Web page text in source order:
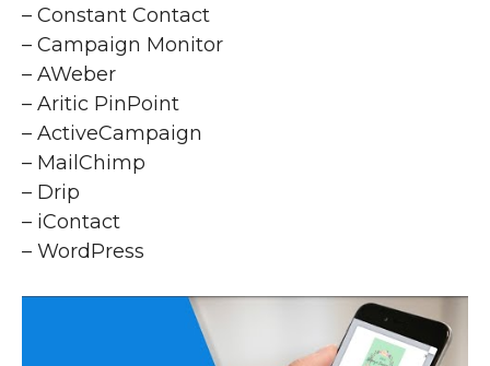
– Constant Contact
– Campaign Monitor
– AWeber
– Aritic PinPoint
– ActiveCampaign
– MailChimp
– Drip
– iContact
– WordPress